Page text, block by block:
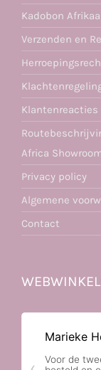
Kadobon
Verzenden en
Klantenreacties
Africa
Privacy policy
Algemene
Contact